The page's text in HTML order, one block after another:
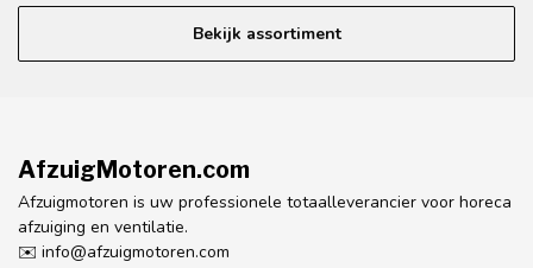
Bekijk assortiment
AfzuigMotoren.com
Afzuigmotoren is uw professionele totaalleverancier voor horeca
afzuiging en ventilatie.
✉️ info@afzuigmotoren.com